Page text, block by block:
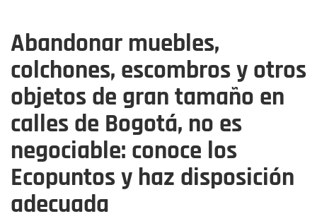
Abandonar muebles,
colchones, escombros y otros
objetos de gran tamaño en
calles de Bogotá, no es
negociable: conoce los
Ecopuntos y haz disposición
adecuada